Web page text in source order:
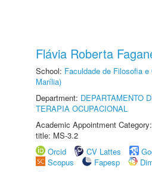
Flávia Roberta
School: Faculdade de Filosofia
Marília)
Department: DEPARTAMENTO
TERAPIA OCUPACIONAL
Academic Appointment
title: MS-3.2
Orcid
CV Lattes
Scopus
Fapesp